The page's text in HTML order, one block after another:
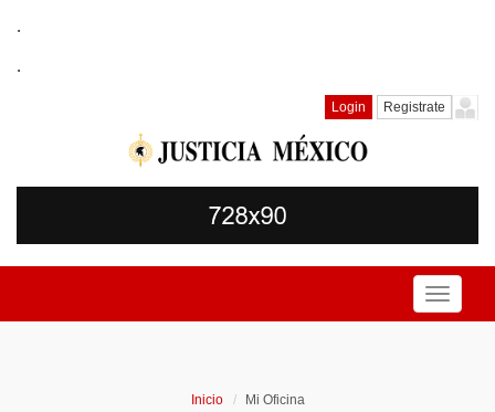
.
.
Login Registrate
Toggle
Inicio Mi Oficina